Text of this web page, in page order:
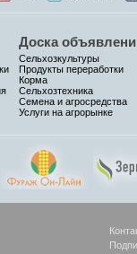
Доска
Сельхозкультуры
Продукты переработки
Корма
Сельхозтехника
Семена и агросредства
Услуги на агрорынке